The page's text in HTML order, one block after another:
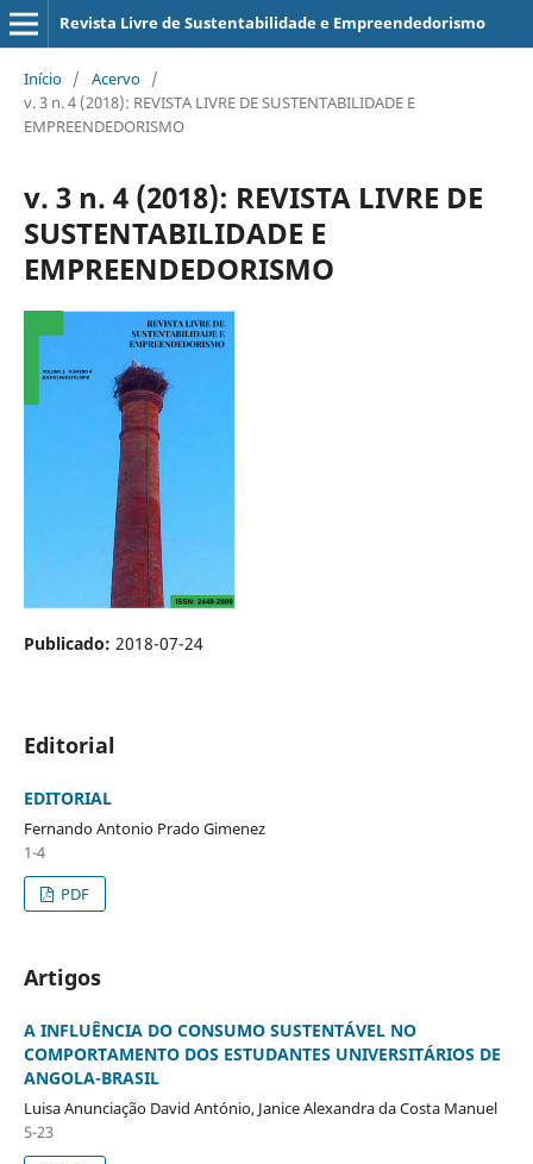
Revista Livre de Sustentabilidade e Empreendedorismo
Início / Acervo /
v. 3 n. 4 (2018): REVISTA LIVRE DE SUSTENTABILIDADE E
EMPREENDEDORISMO
v. 3 n. 4 (2018): REVISTA LIVRE DE
SUSTENTABILIDADE E
EMPREENDEDORISMO
Publicado: 2018-07-24
Editorial
EDITORIAL
Fernando Antonio Prado Gimenez
1-4
PDF
Artigos
A INFLUÊNCIA DO CONSUMO SUSTENTÁVEL NO
COMPORTAMENTO DOS ESTUDANTES UNIVERSITÁRIOS DE
ANGOLA-BRASIL
Luisa Anunciação David António, Janice Alexandra da Costa Manuel
5-23